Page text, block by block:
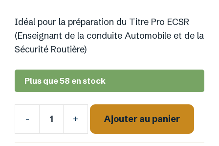
Idéal pour la préparation du Titre Pro ECSR
(Enseignant de la conduite Automobile et de la
Sécurité Routière)
Plus que 58 en stock
-
quantité
+ Ajouter au panier